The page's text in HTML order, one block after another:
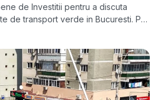
de Investitii pentru a discuta
de transport verde in Bucuresti. Pe